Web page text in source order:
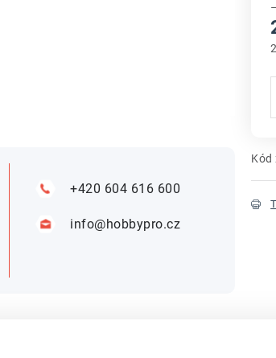
Kód
+420 604 616 600
info@hobbypro.cz